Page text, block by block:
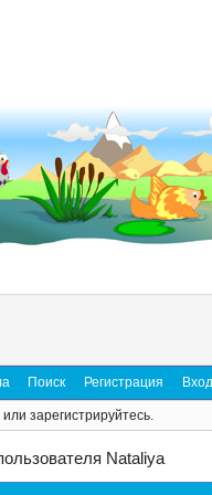
Поиск Регистрация Вход
зарегистрируйтесь.
Nataliya